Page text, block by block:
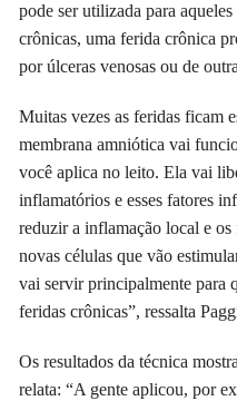
pode ser utilizada para
crônicas, uma ferida crônica
por úlceras venosas ou de
Muitas vezes as feridas ficam
membrana amniótica vai
você aplica no leito. Ela vai
inflamatórios e esses fatores
reduzir a inflamação local e
novas células que vão
vai servir principalmente para
feridas crônicas”, ressalta
Os resultados da técnica
relata: “A gente aplicou, por